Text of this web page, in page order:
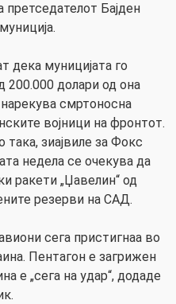
Бајден
дека муницијата го
200.000 долари од она
смртоносна
војници на фронтот.
зиајвиле за Фокс
недела се очекува да
ракети „Џавелин“ од
резерви на САД.
сега пристигнаа во
Пентагон е загрижен
е „сега на удар“, додаде